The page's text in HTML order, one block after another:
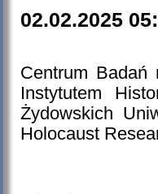
02.02.2025
Centrum Badań
Instytutem
Żydowskich
Holocaust